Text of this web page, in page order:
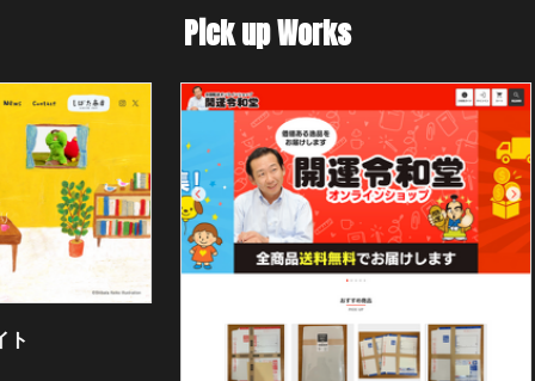
Pick up Works
筒描染